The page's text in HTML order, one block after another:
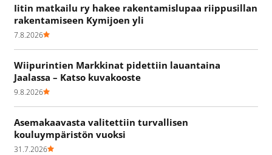
Iitin matkailu ry hakee rakentamislupaa riippusillan
rakentamiseen Kymijoen yli
7.8.2026
Wiipurintien Markkinat pidettiin lauantaina
Jaalassa – Katso kuvakooste
9.8.2026
Asemakaavasta valitettiin turvallisen
kouluympäristön vuoksi
31.7.2026